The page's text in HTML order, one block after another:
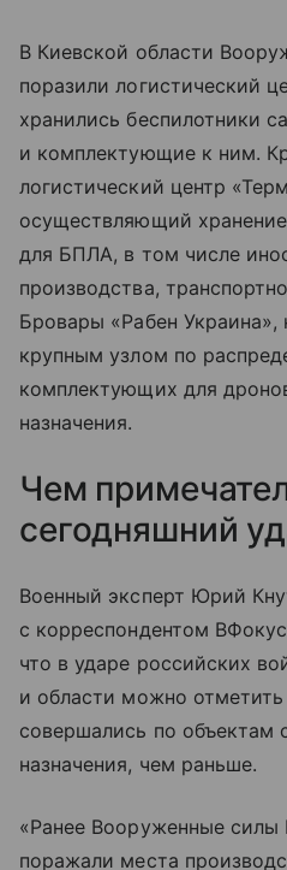
В Киевской области
поразили логистический
хранились беспилотники
и комплектующие к ним.
логистический центр
осуществляющий
для БПЛА, в том числе
производства,
Бровары «Рабен Украина»,
крупным узлом по
комплектующих для
назначения.
Чем
сегодняшний
Военный эксперт Юрий
с корреспондентом
что в ударе российских
и области можно отметить
совершались по объектам
назначения, чем раньше.
«Ранее Вооруженные силы
поражали места